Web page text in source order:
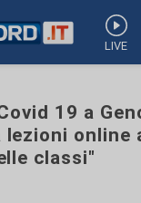
LIVE
19 a
lezioni online
classi"